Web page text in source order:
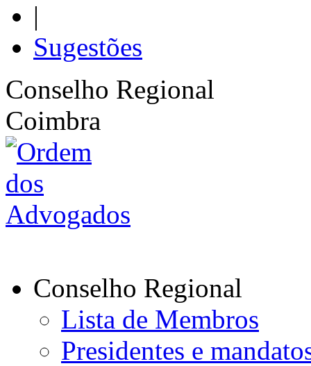
|
Sugestões
Conselho Regional
Coimbra
Conselho Regional
Lista de Membros
Presidentes e